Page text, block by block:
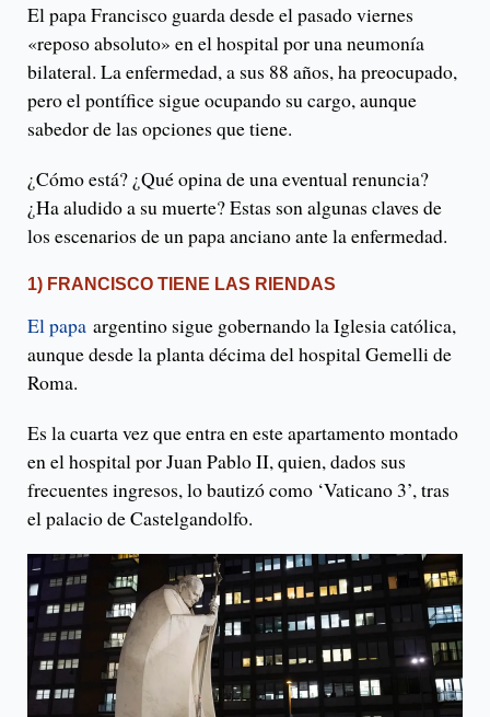
El papa Francisco guarda desde el pasado viernes
«reposo absoluto» en el hospital por una neumonía
bilateral. La enfermedad, a sus 88 años, ha preocupado,
pero el pontífice sigue ocupando su cargo, aunque
sabedor de las opciones que tiene.
¿Cómo está? ¿Qué opina de una eventual renuncia?
¿Ha aludido a su muerte? Estas son algunas claves de
los escenarios de un papa anciano ante la enfermedad.
1) FRANCISCO TIENE LAS RIENDAS
El papa argentino sigue gobernando la Iglesia católica,
aunque desde la planta décima del hospital Gemelli de
Roma.
Es la cuarta vez que entra en este apartamento montado
en el hospital por Juan Pablo II, quien, dados sus
frecuentes ingresos, lo bautizó como ‘Vaticano 3’, tras
el palacio de Castelgandolfo.